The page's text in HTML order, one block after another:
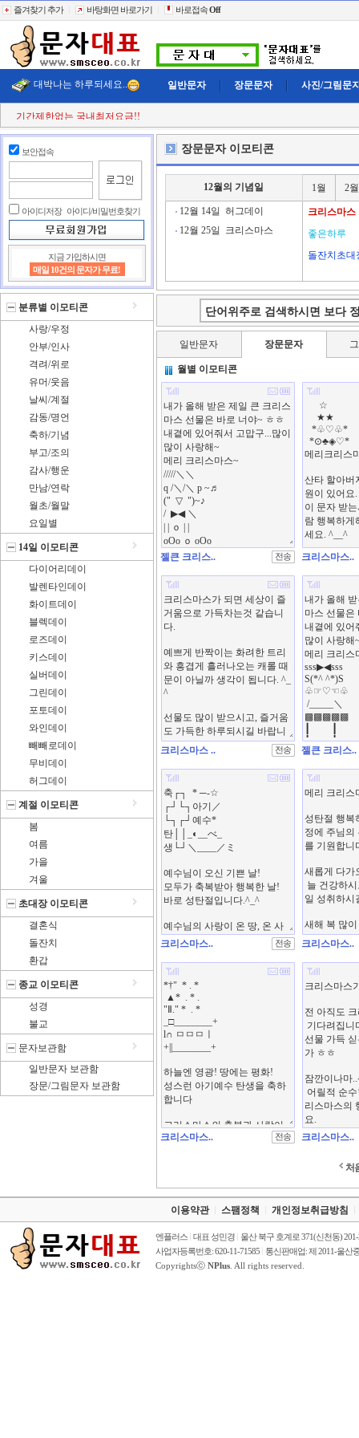
즐겨찾기 추가 바탕화면 바로가기 바로접속Off
대박나는 하루되세요.. 일반문자 장문문자 사진/그림문
기간제한없는 국내최저요금!!
첫 구매시+11% 추가적립!!
결젝금액의
충전금액의
희망단가신청! 타사이트보다 저렴하게..
빠르고 정확한 문자대표!!
전송실패건 100% 환불보상!!
보안접속
아이디저장 아이디/비밀번호찾기
지금 가입하시면
매일 10건의 문자가 무료!
분류별 이모티콘
사랑/우정
안부/인사
격려/위로
유머/웃음
날씨/계절
감동/명언
축하/기념
부고/조의
감사/행운
만남/연락
월초/월말
요일별
14일 이모티콘
다이어리데이
발렌타인데이
화이트데이
블렉데이
로즈데이
키스데이
실버데이
그린데이
포토데이
와인데이
빼빼로데이
무비데이
허그데이
계절 이모티콘
봄
여름
가을
겨울
초대장 이모티콘
결혼식
돌잔치
환갑
종교 이모티콘
성경
불교
문자보관함
일반문자 보관함
장문/그림문자 보관함
장문문자 이모티콘
12월의 기념일 1월 2월
12월 14일 허그데이
12월 25일 크리스마스
크리스마스
좋은하루
돌잔치초대
일반문자 장문문자
월별 이모티콘
젤큰 크리스.. 크리스마스..
크리스마스 .. 젤큰 크리스..
크리스마스.. 크리스마스..
크리스마스.. 크리스마스..
처
이용약관 스팸정책 개인정보취급방침
엔플러스 대표 성민경
울산 북구 호계로 371(신천동)
사업자등록번호: 620-11-71585
통신판매업: 제 2011-울산
Copyrightsⓒ NPlus . All rights reserved.